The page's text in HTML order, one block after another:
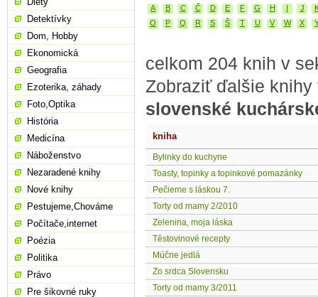
A B C Č D E F G H J
O
P Q R S Š T U V W X
celkom 204 knih v
Zobraziť ďalšie
slovenské
kniha
Bylinky do kuchyne
Toasty, topinky a topinkové pomazánky
Pečieme s láskou 7.
Torty od mamy 2/2010
Zelenina, moja láska
Těstovinové recepty
Múčne jedlá
Zo srdca Slovensku
Torty od mamy 3/2011
Detektívky
Dom, Hobby
Ekonomická
Geografia
Ezoterika, záhady
Foto,Optika
História
Medicína
Náboženstvo
Nezaradené knihy
Nové knihy
Pestujeme,Chováme
Počítače,internet
Poézia
Politika
Právo
Pre šikovné ruky